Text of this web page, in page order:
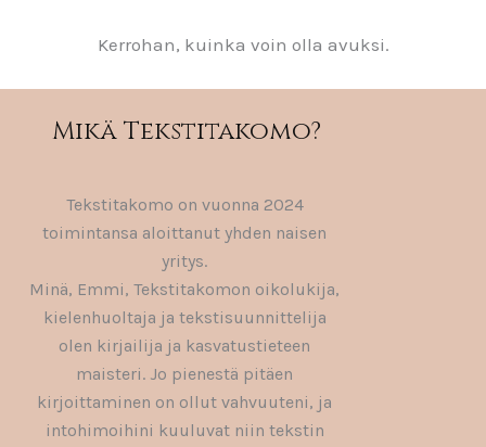
Kerrohan, kuinka voin olla avuksi.
Mikä Tekstitakomo?
Tekstitakomo on vuonna 2024
toimintansa aloittanut yhden naisen
yritys.
Minä, Emmi, Tekstitakomon oikolukija,
kielenhuoltaja ja tekstisuunnittelija
olen kirjailija ja kasvatustieteen
maisteri. Jo pienestä pitäen
kirjoittaminen on ollut vahvuuteni, ja
intohimoihini kuuluvat niin tekstin